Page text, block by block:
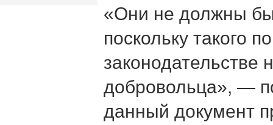
«Они не должны
поскольку такого
законодательстве
добровольца», —
данный документ